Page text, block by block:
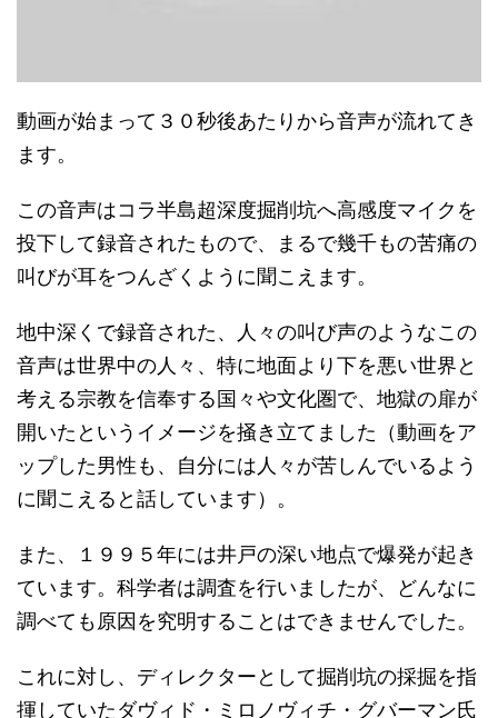
動画が始まって３０秒後あたりから音声が流れてき
ます。
この音声はコラ半島超深度掘削坑へ高感度マイクを
投下して録音されたもので、まるで幾千もの苦痛の
叫びが耳をつんざくように聞こえます。
地中深くで録音された、人々の叫び声のようなこの
音声は世界中の人々、特に地面より下を悪い世界と
考える宗教を信奉する国々や文化圏で、地獄の扉が
開いたというイメージを掻き立てました（動画をア
ップした男性も、自分には人々が苦しんでいるよう
に聞こえると話しています）。
また、１９９５年には井戸の深い地点で爆発が起き
ています。科学者は調査を行いましたが、どんなに
調べても原因を究明することはできませんでした。
これに対し、ディレクターとして掘削坑の採掘を指
揮していたダヴィド・ミロノヴィチ・グバーマン氏